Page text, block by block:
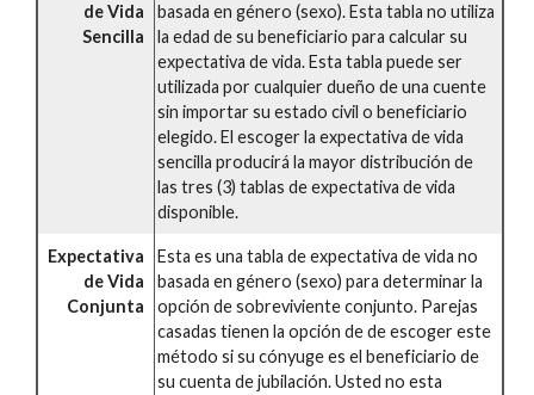
de Vida
Sencilla
basada en género (sexo). Esta tabla no utiliza
la edad de su beneficiario para calcular su
expectativa de vida. Esta tabla puede ser
utilizada por cualquier dueño de una cuente
sin importar su estado civil o beneficiario
elegido. El escoger la expectativa de vida
sencilla producirá la mayor distribución de
las tres (3) tablas de expectativa de vida
disponible.
Expectativa
de Vida
Conjunta
Esta es una tabla de expectativa de vida no
basada en género (sexo) para determinar la
opción de sobreviviente conjunto. Parejas
casadas tienen la opción de de escoger este
método si su cónyuge es el beneficiario de
su cuenta de jubilación. Usted no esta